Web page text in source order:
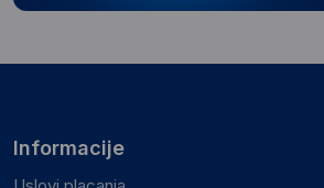
Informacije